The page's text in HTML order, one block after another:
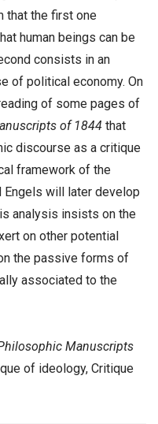
that the first one
human beings can be
consists in an
of political economy. On
of some pages of
of 1844 that
discourse as a critique
framework of the
will later develop
analysis insists on the
on other potential
the passive forms of
associated to the
Manuscripts
of ideology, Critique